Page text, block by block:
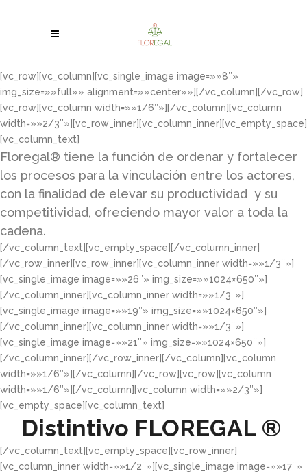
[vc_row][vc_column][vc_single_image image=»»8″»
img_size=»»full»» alignment=»»center»»][/vc_column][/vc_row]
[vc_row][vc_column width=»»1/6″»][/vc_column][vc_column
width=»»2/3″»][vc_row_inner][vc_column_inner][vc_empty_space]
[vc_column_text]
Floregal® tiene la función de ordenar y fortalecer
los procesos para la vinculación entre los actores,
con la finalidad de elevar su productividad y su
competitividad, ofreciendo mayor valor a toda la
cadena.
[/vc_column_text][vc_empty_space][/vc_column_inner]
[/vc_row_inner][vc_row_inner][vc_column_inner width=»»1/3″»]
[vc_single_image image=»»26″» img_size=»»1024×650″»]
[/vc_column_inner][vc_column_inner width=»»1/3″»]
[vc_single_image image=»»19″» img_size=»»1024×650″»]
[/vc_column_inner][vc_column_inner width=»»1/3″»]
[vc_single_image image=»»21″» img_size=»»1024×650″»]
[/vc_column_inner][/vc_row_inner][/vc_column][vc_column
width=»»1/6″»][/vc_column][/vc_row][vc_row][vc_column
width=»»1/6″»][/vc_column][vc_column width=»»2/3″»]
[vc_empty_space][vc_column_text]
Distintivo FLOREGAL ®
[/vc_column_text][vc_empty_space][vc_row_inner]
[vc_column_inner width=»»1/2″»][vc_single_image image=»»17″»